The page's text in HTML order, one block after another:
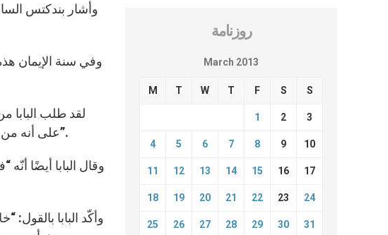
وأشار بندكتس
لقد طلب البابا
على أنه من بين الكرادلة هناك “البابا المقبل”، وقد وعد الذي سيتم إنتخابه ” بالخشوع والطاعة غير المقيّدين منذ الآن”.
وقال البابا أيضًا
وأكّد البابا
روزنامة
March 2013
M T W T F S S
1 2 3
4 5 6 7 8 9 10
11 12 13 14 15 16 17
18 19 20 21 22 23 24
25 26 27 28 29 30 31